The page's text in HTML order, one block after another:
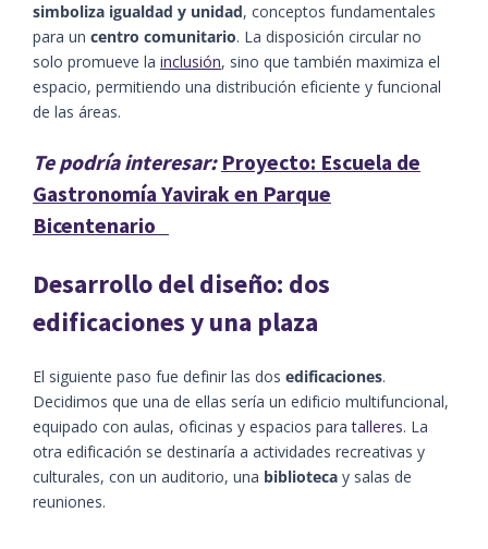
simboliza igualdad y unidad, conceptos fundamentales
para un centro comunitario. La disposición circular no
solo promueve la inclusión, sino que también maximiza el
espacio, permitiendo una distribución eficiente y funcional
de las áreas.
Te podría interesar: Proyecto: Escuela de
Gastronomía Yavirak en Parque
Bicentenario
Desarrollo del diseño: dos
edificaciones y una plaza
El siguiente paso fue definir las dos edificaciones.
Decidimos que una de ellas sería un edificio multifuncional,
equipado con aulas, oficinas y espacios paratalleres. La
otra edificación se destinaría a actividades recreativas y
culturales, con un auditorio, una biblioteca y salas de
reuniones.